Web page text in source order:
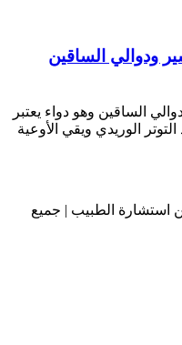
ودوالي الساقين
الساقين وهو دواء يعتبر
الوريدي ويقي الأوعية
استشارة الطبيب | جميع